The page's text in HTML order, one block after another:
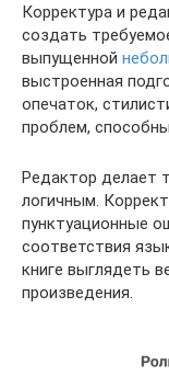
Корректура и
создать
выпущенной
выстроенная
опечаток,
проблем,
Редактор делает
логичным.
пунктуационные
соответствия
книге выглядеть
произведения.